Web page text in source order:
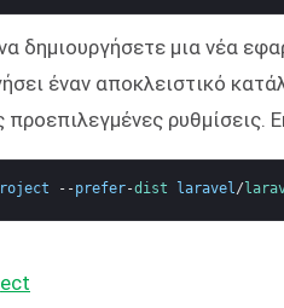
δημιουργήσετε μια νέα
έναν αποκλειστικό
ρυθμίσεις.
--prefer-dist laravel/